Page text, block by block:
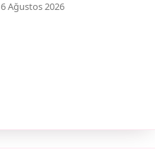
6 Ağustos 2026